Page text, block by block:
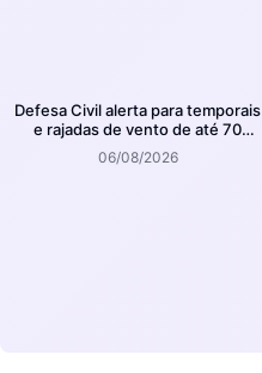
Defesa Civil alerta para temporais
e rajadas de vento de até 70
km/h em Joinville
06/08/2026